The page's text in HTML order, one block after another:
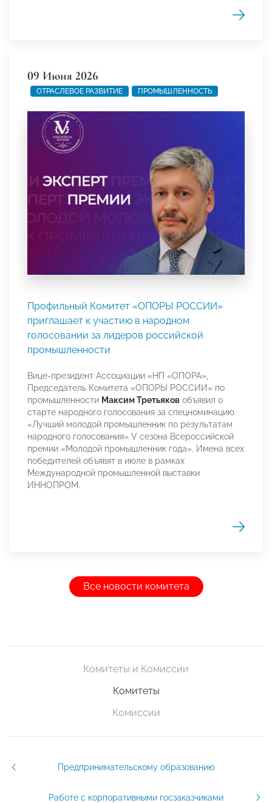
09 Июня 2026
ОТРАСЛЕВОЕ РАЗВИТИЕ ПРОМЫШЛЕННОСТЬ
Профильный Комитет «ОПОРЫ РОССИИ»
приглашает к участию в народном
голосовании за лидеров российской
промышленности
Вице-президент Ассоциации «НП «ОПОРА»,
Председатель Комитета «ОПОРЫ РОССИИ» по
промышленности Максим Третьяков объявил о
старте народного голосования за спецноминацию
«Лучший молодой промышленник по результатам
народного голосования» V сезона Всероссийской
премии «Молодой промышленник года». Имена всех
победителей объявят в июле в рамках
Международной промышленной выставки
ИННОПРОМ.
Все новости комитета
Комитеты и Комиссии
Комитеты
Комиссии
Предпринимательскому образованию
Работе с корпоративными госзаказчиками